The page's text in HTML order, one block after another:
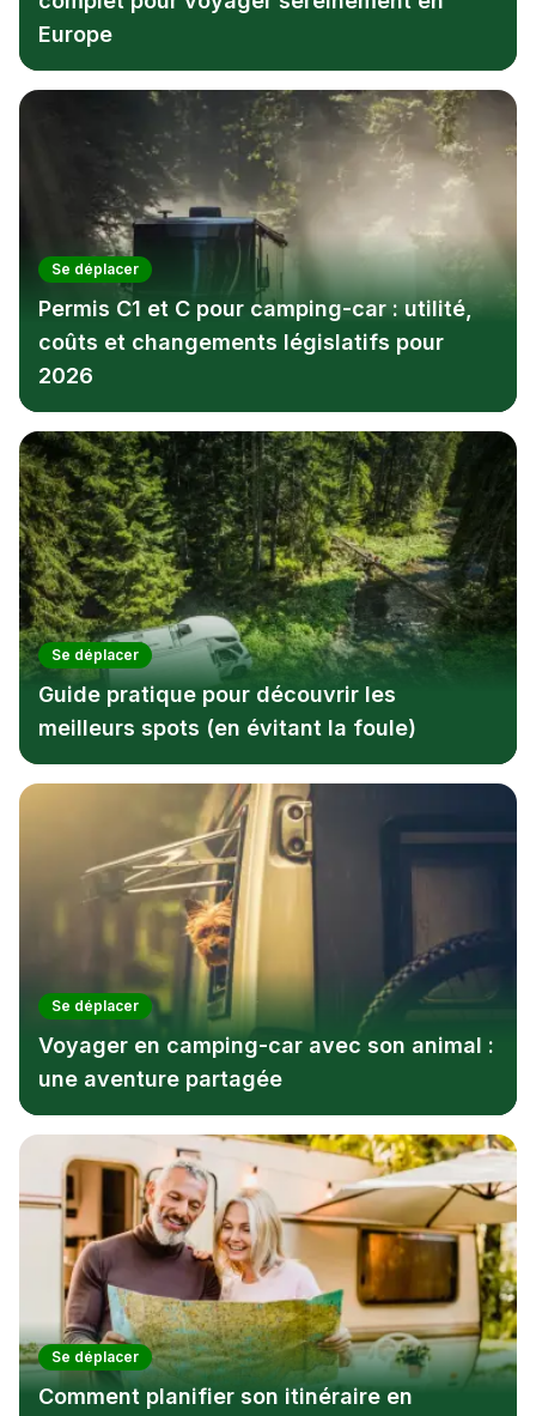
Europe
Se déplacer
Permis C1 et C pour camping-car : utilité,
coûts et changements législatifs pour
2026
Se déplacer
Guide pratique pour découvrir les
meilleurs spots (en évitant la foule)
Se déplacer
Voyager en camping-car avec son animal :
une aventure partagée
Se déplacer
Comment planifier son itinéraire en